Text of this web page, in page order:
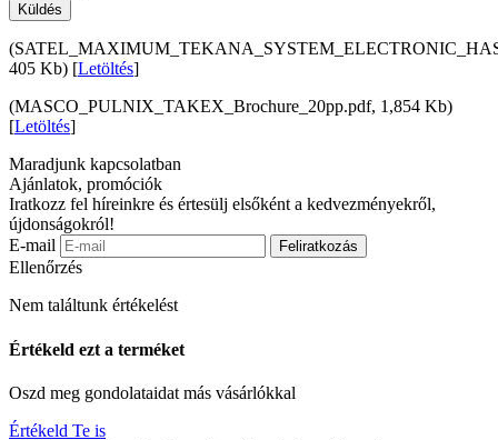
Küldés
405 Kb) [Letöltés]
(MASCO_PULNIX_TAKEX_Brochure_20pp.pdf, 1,854 Kb)
[Letöltés]
Maradjunk kapcsolatban
Ajánlatok, promóciók
Iratkozz fel híreinkre és értesülj elsőként a kedvezményekről,
újdonságokról!
E-mail
Feliratkozás
Ellenőrzés
Nem találtunk értékelést
Értékeld ezt a terméket
Oszd meg gondolataidat más vásárlókkal
Értékeld Te is